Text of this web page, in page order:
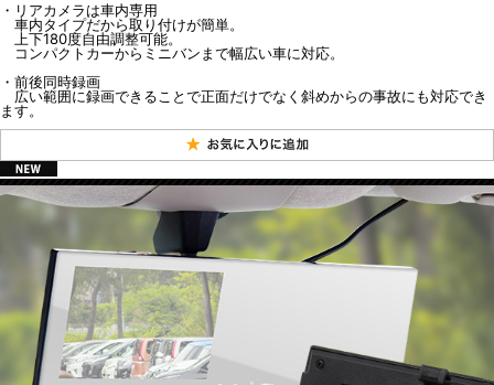
・リアカメラは車内専用
車内タイプだから取り付けが簡単。
上下180度自由調整可能。
コンパクトカーからミニバンまで幅広い車に対応。
・前後同時録画
広い範囲に録画できることで正面だけでなく斜めからの事故にも対応でき
ます。